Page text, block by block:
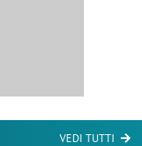
VEDI TUTTI